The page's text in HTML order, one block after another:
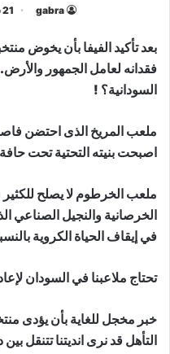
gabra 21 سبتمبر، 2021
بعد تأكيد الفيفا بأن يخوض
فقدانه لعامل الجمهور
السودانية؟ !
ملعب المريخ الذى احتضن
اصبحت بنيته التحتية تحت حافة
ملعب الخرطوم لا يصلح
الخرصانية والنجيل
في إيقاف الحياة الكروية
تحتاج ملاعبنا في السودان
خبر مخجل للغاية بأن يؤدى
التأهل قد نرى انديتنا تتنقل